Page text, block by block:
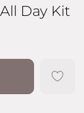
Day Kit